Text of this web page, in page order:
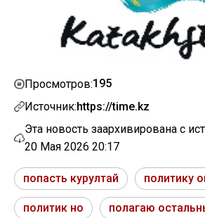
Просмотров:195
Источник:https://time.kz
Эта новость заархивирована с
20 Мая 2026 20:17
попасть курултай политику
политик но полагаю